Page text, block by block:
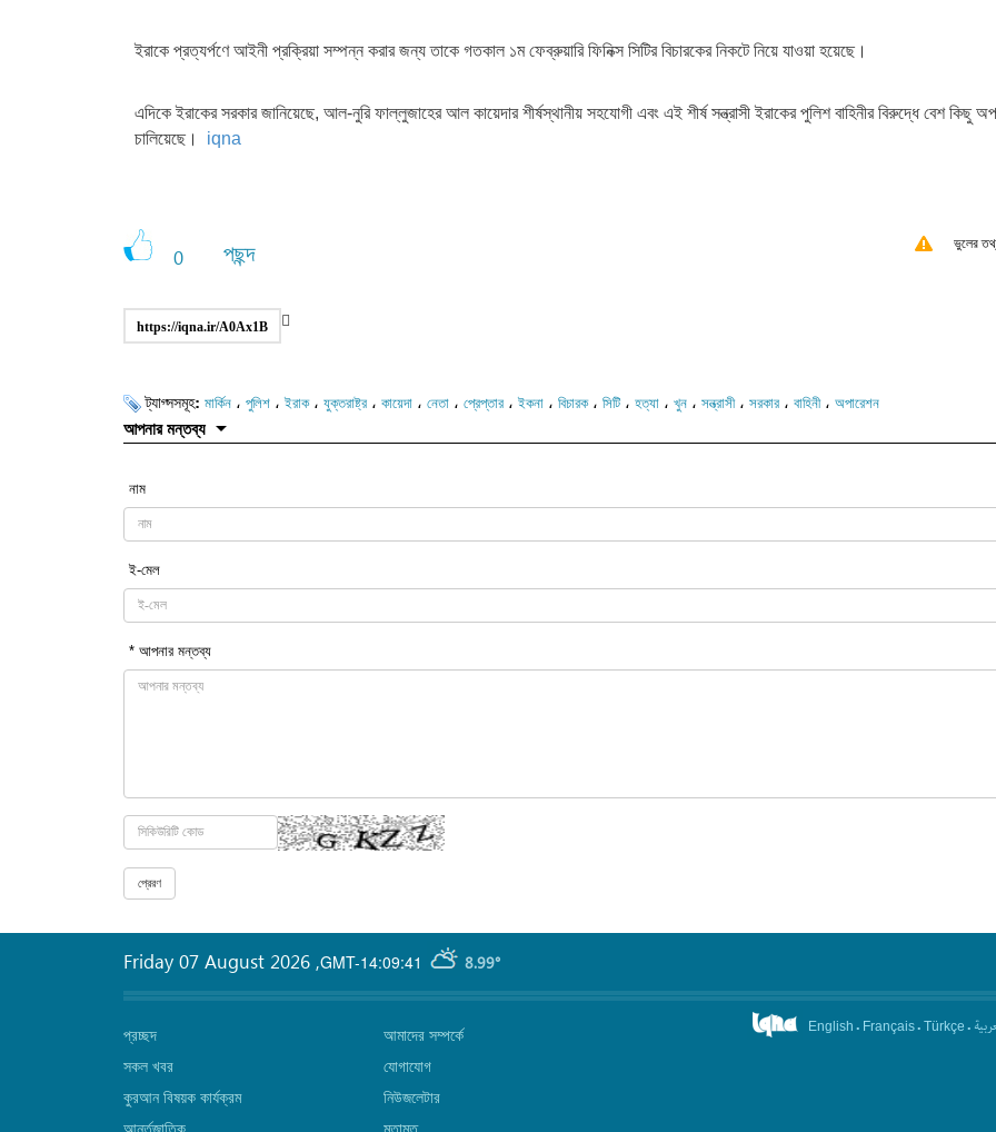
ইরাকে প্রত্যর্পণে আইনী প্রক্রিয়া সম্পন্ন করার জন্য তাকে গতকাল ১ম ফেব্রুয়ারি ফিনিক্স সিটির বিচারকের নিকটে নিয়ে যাওয়া হয়েছে।
এদিকে ইরাকের সরকার জানিয়েছে, আল-নুরি ফাল্লুজাহের আল কায়েদার শীর্ষস্থানীয় সহযোগী এবং এই শীর্ষ সন্ত্রাসী ইরাকের পুলিশ বাহিনীর বিরুদ্ধে বেশ কিছু
চালিয়েছে। iqna
0 পছন্দ ভুলের
https://iqna.ir/A0Ax1B
ট্যাগ্সসমূহ: মার্কিন ، পুলিশ ،ইরাক، যুক্তরাষ্ট্র ، কায়েদা ، নেতা ، প্রেপ্তার ،ইকনা ، বিচারক، সিটি ، হত্যা ، খুন ، সন্ত্রাসী، সরকার ، বাহিনী، অপারেশন
আপনার মন্তব্য
নাম
ই-মেল
* আপনার মন্তব্য
GMT-14:09:41 8.99°
Friday 07 August 2026 ,
প্রচ্ছদ
সকল খবর
কুরআন বিষয়ক কার্যক্রম
আমাদের সম্পর্কে
যোগাযোগ
নিউজলেটার
English . Français. Türkçe .